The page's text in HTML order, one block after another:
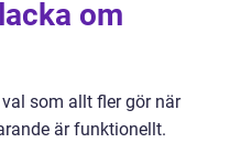
om
som allt fler gör när
är funktionellt.